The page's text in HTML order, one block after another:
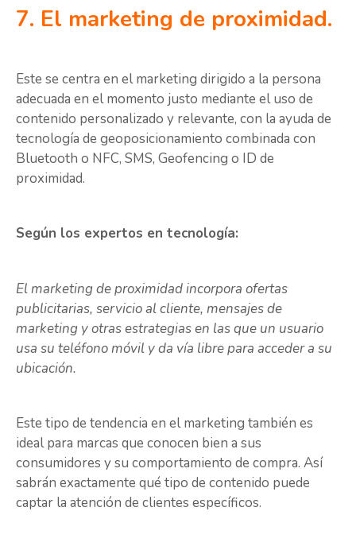
7. El marketing de proximidad.
Este se centra en el marketing dirigido a la persona
adecuada en el momento justo mediante el uso de
contenido personalizado y relevante, con la ayuda de
tecnología de geoposicionamiento combinada con
Bluetooth o NFC, SMS, Geofencing o ID de
proximidad.
Según los expertos en tecnología:
El marketing de proximidad incorpora ofertas
publicitarias, servicio al cliente, mensajes de
marketing y otras estrategias en las que un usuario
usa su teléfono móvil y da vía libre para acceder a su
ubicación.
Este tipo de tendencia en el marketing también es
ideal para marcas que conocen bien a sus
consumidores y su comportamiento de compra. Así
sabrán exactamente qué tipo de contenido puede
captar la atención de clientes específicos.